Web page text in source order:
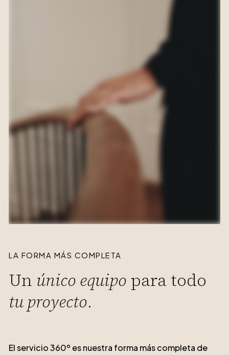
LA FORMA MÁS COMPLETA
Un único equipo para todo
tu proyecto.
El servicio 360º es nuestra forma más completa de